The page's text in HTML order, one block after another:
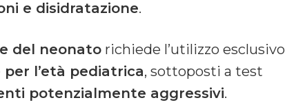
e disidratazione.
del neonato richiede l’utilizzo esclusivo
l’età pediatrica, sottoposti a test
potenzialmente aggressivi.